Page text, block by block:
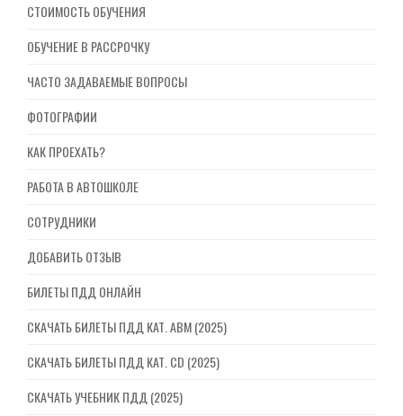
СТОИМОСТЬ ОБУЧЕНИЯ
ОБУЧЕНИЕ В РАССРОЧКУ
ЧАСТО ЗАДАВАЕМЫЕ ВОПРОСЫ
ФОТОГРАФИИ
КАК ПРОЕХАТЬ?
РАБОТА В АВТОШКОЛЕ
СОТРУДНИКИ
ДОБАВИТЬ ОТЗЫВ
БИЛЕТЫ ПДД ОНЛАЙН
СКАЧАТЬ БИЛЕТЫ ПДД КАТ. ABM (2025)
СКАЧАТЬ БИЛЕТЫ ПДД КАТ. CD (2025)
СКАЧАТЬ УЧЕБНИК ПДД (2025)